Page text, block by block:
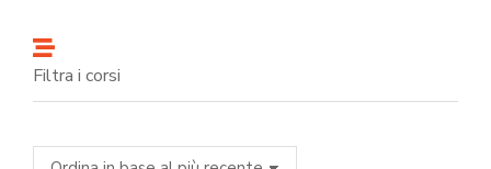
Filtra i corsi